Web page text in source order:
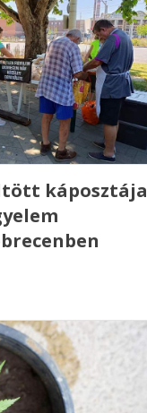
káposztája